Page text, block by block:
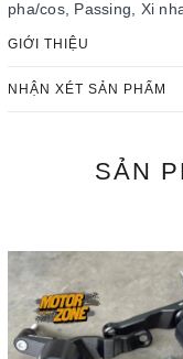
pha/cos, Passing, Xi
GIỚI THIỆU
NHẬN XÉT SẢN PHẨM
SẢN